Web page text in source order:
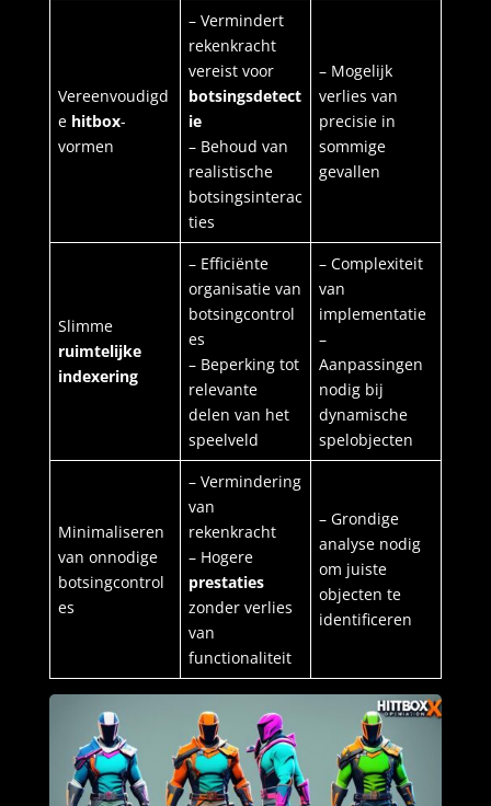
Vereenvoudigd
e hitbox-
vormen
– Vermindert
rekenkracht
vereist voor
botsingsdetect
ie
– Behoud van
realistische
botsingsinterac
ties
– Mogelijk
verlies van
precisie in
sommige
gevallen
Slimme
ruimtelijke
indexering
– Efficiënte
organisatie van
botsingcontrol
es
– Beperking tot
relevante
delen van het
speelveld
– Complexiteit
van
implementatie
–
Aanpassingen
nodig bij
dynamische
spelobjecten
Minimaliseren
van onnodige
botsingcontrol
es
– Vermindering
van
rekenkracht
– Hogere
prestaties
zonder verlies
van
functionaliteit
– Grondige
analyse nodig
om juiste
objecten te
identificeren